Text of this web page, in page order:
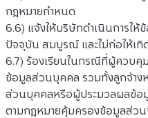
กฎหมายกำหนด
6.6) แจ้งให้บริษัทดำเนินการใ
ปัจจุบัน สมบูรณ์ และไม่ก่อให้เกิ
6.7) ร้องเรียนในกรณีที่ผู้ควบ
ข้อมูลส่วนบุคคล รวมทั้งลูกจ้า
ส่วนบุคคลหรือผู้ประมวลผลข้
ตามกฎหมายคุ้มครองข้อมูลส่ว